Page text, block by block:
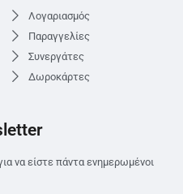
Λογαριασμός
Παραγγελίες
Συνεργάτες
Δωροκάρτες
να είστε πάντα ενημερωμένοι